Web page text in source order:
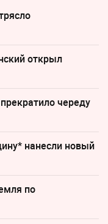
открыл
череду
нанесли новый
по